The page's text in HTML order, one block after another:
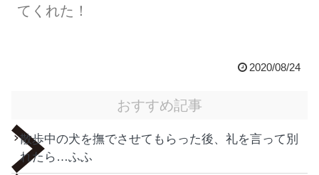
てくれた！
2020/08/24
おすすめ記事
散歩中の犬を撫でさせてもらった後、礼を言って別
れたら…ふふ